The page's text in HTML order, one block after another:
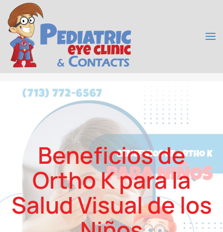
Skip to main content
Beneficios de
Ortho K para la
Salud Visual de los